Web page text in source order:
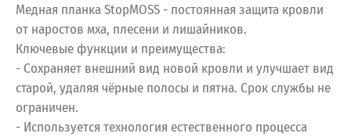
Медная планка StopMOSS - постоянная защита кровли
от наростов мха, плесени и лишайников.
Ключевые функции и преимущества:
- Сохраняет внешний вид новой кровли и улучшает вид
старой, удаляя чёрные полосы и пятна. Срок службы не
ограничен.
- Используется технология естественного процесса